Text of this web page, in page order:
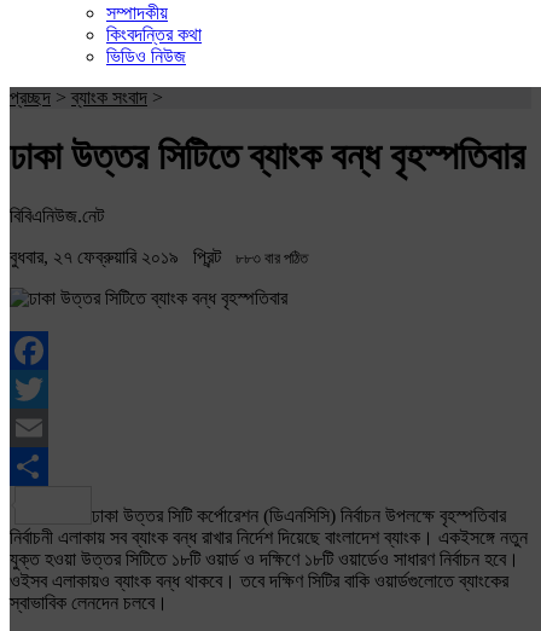
সম্পাদকীয়
কিংবদন্তির কথা
ভিডিও নিউজ
প্রচ্ছদ >ব্যাংক সংবাদ >
ঢাকা উত্তর সিটিতে ব্যাংক বন্ধ বৃহস্পতিবার
বিবিএনিউজ.নেট
বুধবার, ২৭ ফেব্রুয়ারি ২০১৯ প্রিন্ট ৮৮৩ বার পঠিত
Facebook
Twitter
Email
Share
ঢাকা উত্তর সিটি কর্পোরেশন (ডিএনসিসি) নির্বাচন উপলক্ষে বৃহস্পতিবার
নির্বাচনী এলাকায় সব ব্যাংক বন্ধ রাখার নির্দেশ দিয়েছে বাংলাদেশ ব্যাংক। একইসঙ্গে নতুন
যুক্ত হওয়া উত্তর সিটিতে ১৮টি ওয়ার্ড ও দক্ষিণে ১৮টি ওয়ার্ডেও সাধারণ নির্বাচন হবে।
ওইসব এলাকায়ও ব্যাংক বন্ধ থাকবে। তবে দক্ষিণ সিটির বাকি ওয়ার্ডগুলোতে ব্যাংকের
স্বাভাবিক লেনদেন চলবে।